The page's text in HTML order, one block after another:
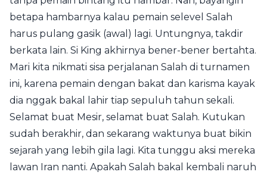
betapa hambarnya kalau pemain selevel Salah
harus pulang gasik (awal) lagi. Untungnya, takdir
berkata lain. Si King akhirnya bener-bener bertahta.
Mari kita nikmati sisa perjalanan Salah di turnamen
ini, karena pemain dengan bakat dan karisma kayak
dia nggak bakal lahir tiap sepuluh tahun sekali.
Selamat buat Mesir, selamat buat Salah. Kutukan
sudah berakhir, dan sekarang waktunya buat bikin
sejarah yang lebih gila lagi. Kita tunggu aksi mereka
lawan Iran nanti. Apakah Salah bakal kembali naruh